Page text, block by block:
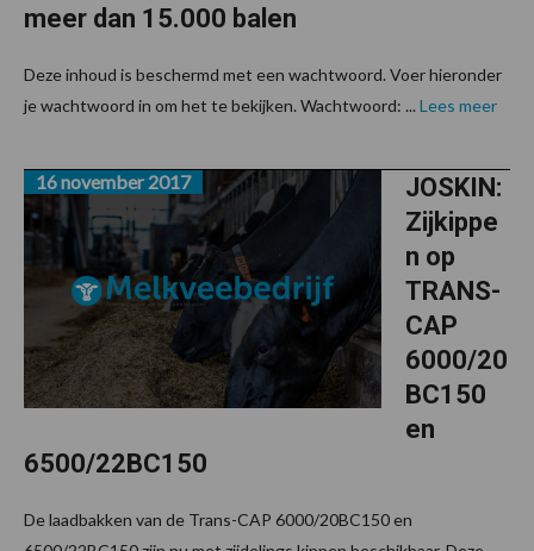
meer dan 15.000 balen
Deze inhoud is beschermd met een wachtwoord. Voer hieronder
je wachtwoord in om het te bekijken. Wachtwoord: ... Lees meer
JOSKIN:
Zijkippe
n op
TRANS-
CAP
6000/20
BC150
en
6500/22BC150
16 november 2017
De laadbakken van de Trans-CAP 6000/20BC150 en